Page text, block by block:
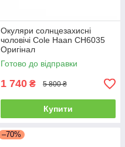
Окуляри солнцезахисні
чоловічі Cole Haan CH6035
Оригінал
Готово до відправки
1 740 ₴ 5 800 ₴
Купити
–70%